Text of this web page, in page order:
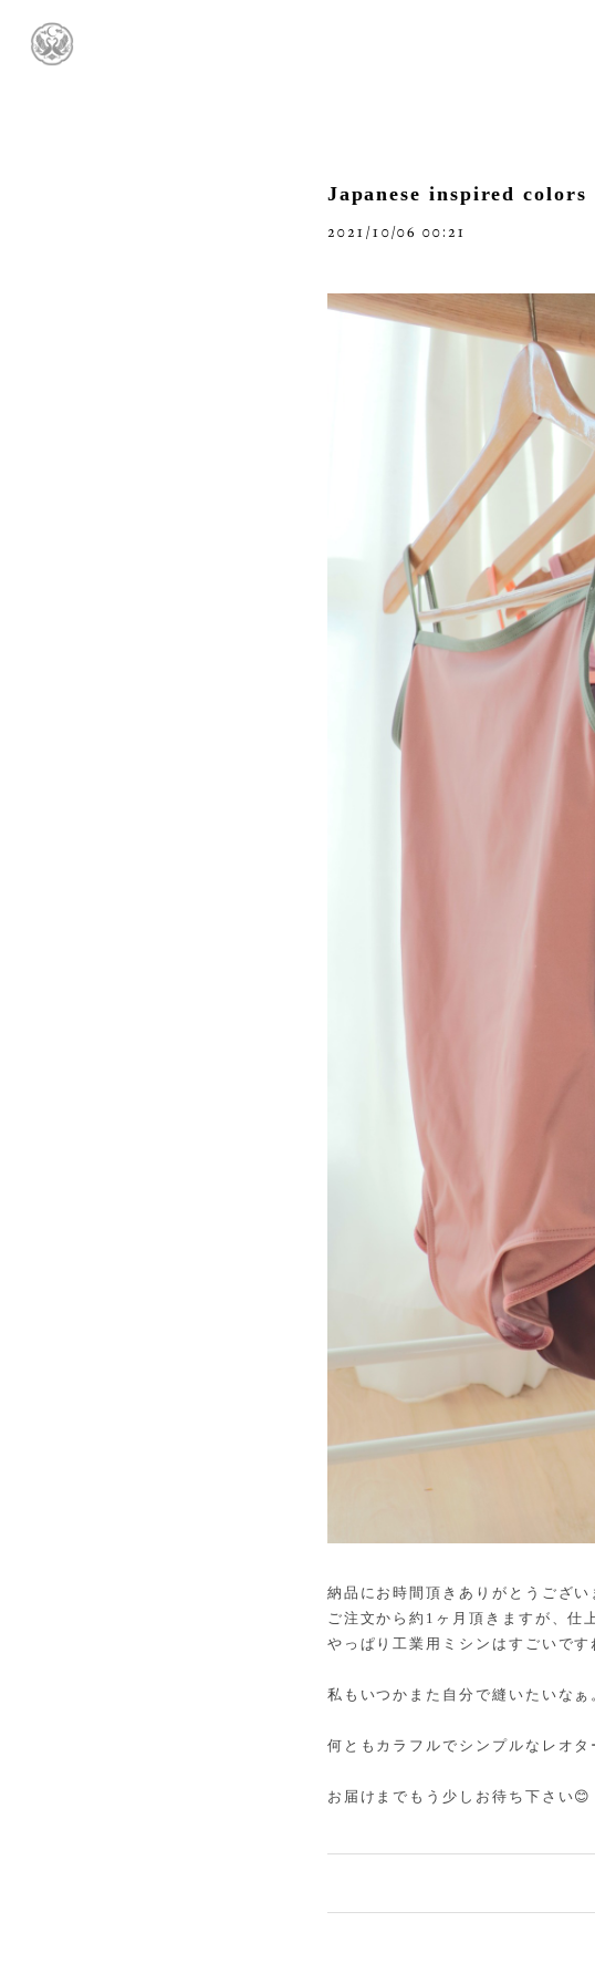
Japanese inspired colors
2021/10/06 00:21
納品にお時間頂きありがとうござい
ご注文から約1ヶ月頂きますが、仕
やっぱり工業用ミシンはすごいです
私もいつかまた自分で縫いたいなぁ
何ともカラフルでシンプルなレオ
お届けまでもう少しお待ち下さい😊